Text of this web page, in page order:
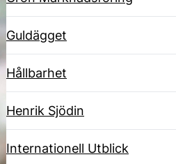
Guldägget
Hållbarhet
Henrik Sjödin
Internationell Utblick